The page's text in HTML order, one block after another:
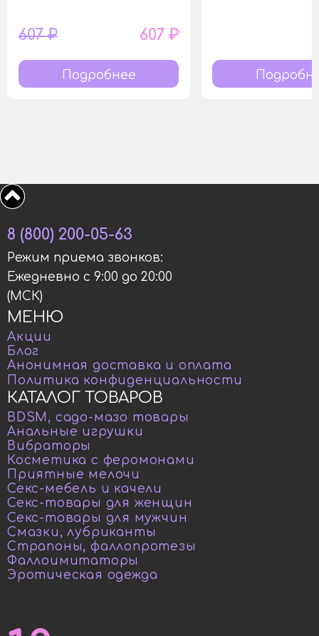
607 ₽ 607 ₽
Подробнее
КАТАЛОГ ТОВАРОВ
BDSM, садо-мазо товары
Анальные игрушки
Вибраторы
Косметика с феромонами
Приятные мелочи
Секс-мебель и качели
Секс-товары для женщин
Секс-товары для мужчин
Смазки, лубриканты
Страпоны, фаллопротезы
Фаллоимитаторы
Эротическая одежда
МЕНЮ
Акции
Блог
Анонимная доставка и оплата
Политика конфиденциальности
8 (800) 200-05-63
Режим приема звонков:
Ежедневно с 9:00 до 20:00
(МСК)